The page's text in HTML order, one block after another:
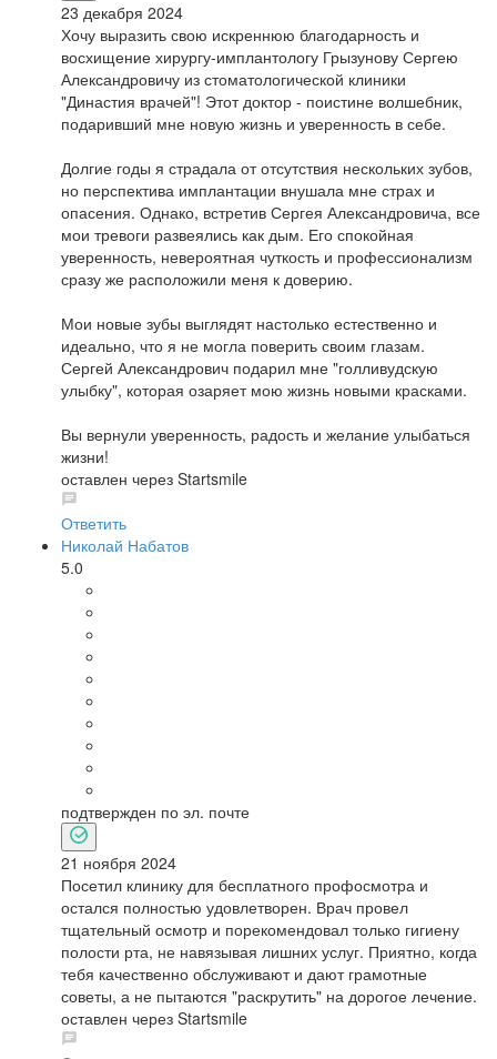
23 декабря 2024
Хочу выразить свою искреннюю благодарность и
восхищение хирургу-имплантологу Грызунову Сергею
Александровичу из стоматологической клиники
"Династия врачей"! Этот доктор - поистине волшебник,
подаривший мне новую жизнь и уверенность в себе.
Долгие годы я страдала от отсутствия нескольких зубов,
но перспектива имплантации внушала мне страх и
опасения. Однако, встретив Сергея Александровича, все
мои тревоги развеялись как дым. Его спокойная
уверенность, невероятная чуткость и профессионализм
сразу же расположили меня к доверию.
Мои новые зубы выглядят настолько естественно и
идеально, что я не могла поверить своим глазам.
Сергей Александрович подарил мне "голливудскую
улыбку", которая озаряет мою жизнь новыми красками.
Вы вернули уверенность, радость и желание улыбаться
жизни!
оставлен через Startsmile
Ответить
Николай Набатов
5.0
подтвержден по эл. почте
21 ноября 2024
Посетил клинику для бесплатного профосмотра и
остался полностью удовлетворен. Врач провел
тщательный осмотр и порекомендовал только гигиену
полости рта, не навязывая лишних услуг. Приятно, когда
тебя качественно обслуживают и дают грамотные
советы, а не пытаются "раскрутить" на дорогое лечение.
оставлен через Startsmile